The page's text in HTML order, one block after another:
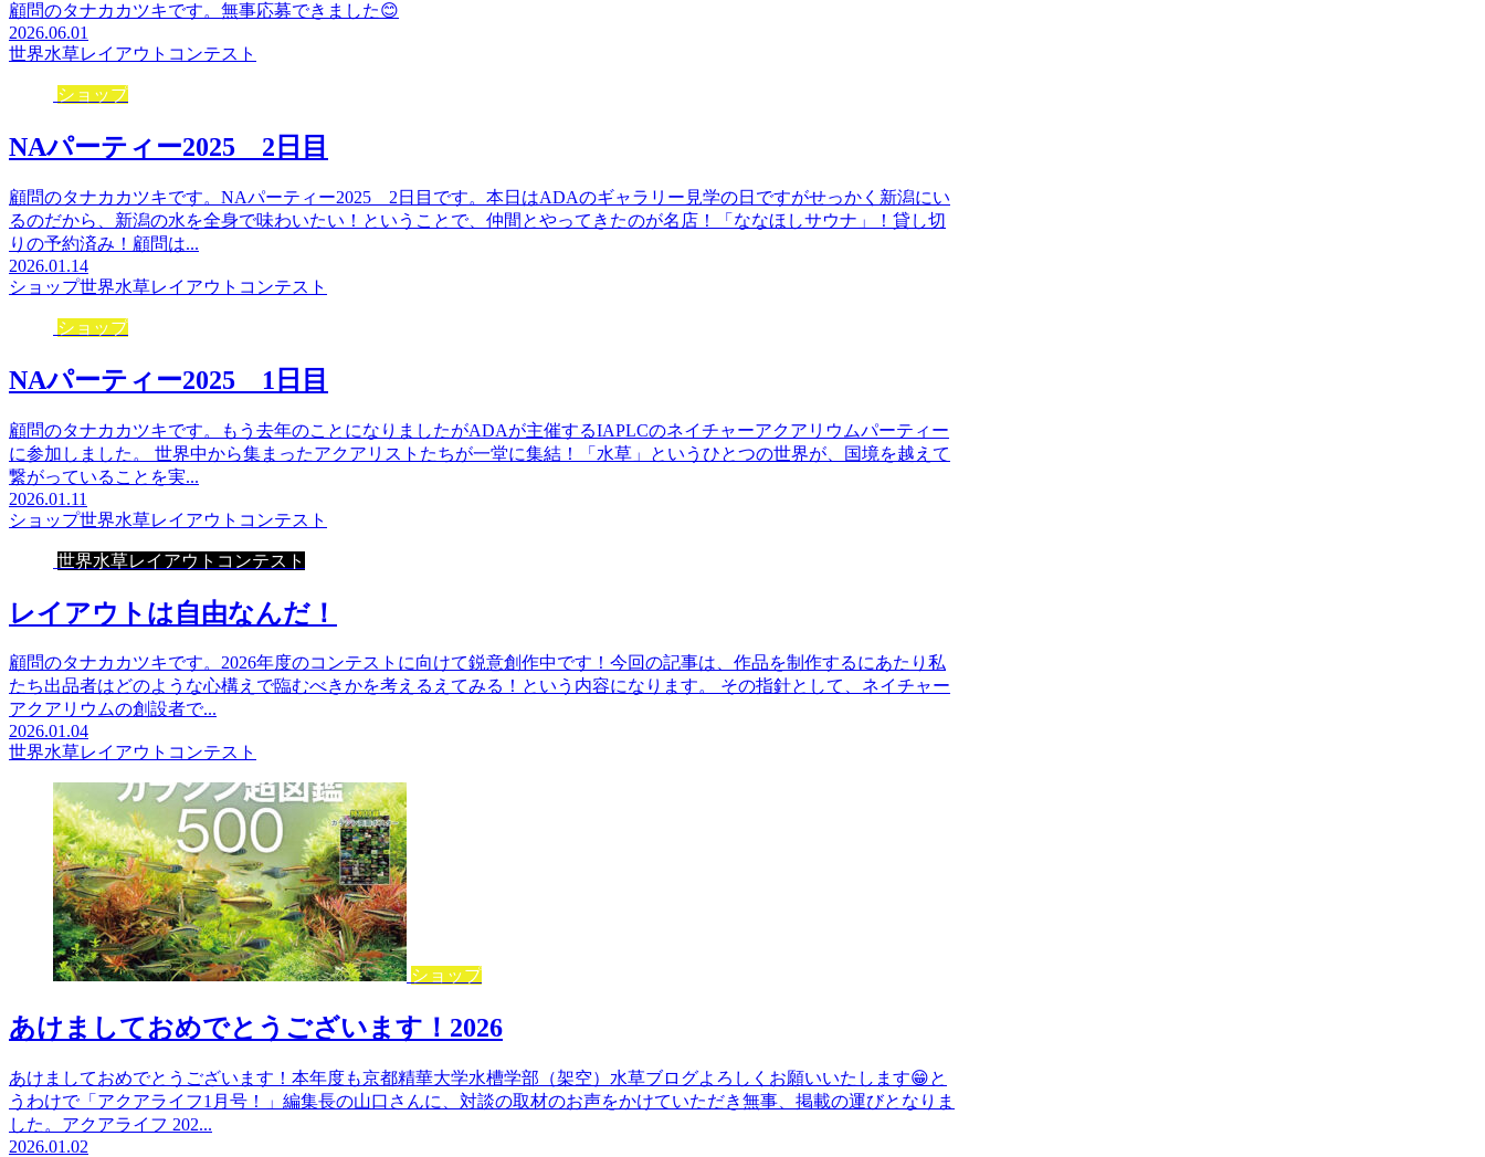
顧問のタナカカツキです。無事応募できました😊
2026.06.01
世界水草レイアウトコンテスト
ショップ
NAパーティー2025 2日目
顧問のタナカカツキです。NAパーティー2025 2日目です。本日はADAのギャラリー見学の日ですがせっかく新潟にい
るのだから、新潟の水を全身で味わいたい！ということで、仲間とやってきたのが名店！「ななほしサウナ」！貸し切
りの予約済み！顧問は...
2026.01.14
ショップ世界水草レイアウトコンテスト
ショップ
NAパーティー2025 1日目
顧問のタナカカツキです。もう去年のことになりましたがADAが主催するIAPLCのネイチャーアクアリウムパーティー
に参加しました。 世界中から集まったアクアリストたちが一堂に集結！「水草」というひとつの世界が、国境を越えて
繋がっていることを実...
2026.01.11
ショップ世界水草レイアウトコンテスト
世界水草レイアウトコンテスト
レイアウトは自由なんだ！
顧問のタナカカツキです。2026年度のコンテストに向けて鋭意創作中です！今回の記事は、作品を制作するにあたり私
たち出品者はどのような心構えで臨むべきかを考えるえてみる！という内容になります。 その指針として、ネイチャー
アクアリウムの創設者で...
2026.01.04
世界水草レイアウトコンテスト
ショップ
あけましておめでとうございます！2026
あけましておめでとうございます！本年度も京都精華大学水槽学部（架空）水草ブログよろしくお願いいたします😁と
うわけで「アクアライフ1月号！」編集長の山口さんに、対談の取材のお声をかけていただき無事、掲載の運びとなりま
した。アクアライフ 202...
2026.01.02